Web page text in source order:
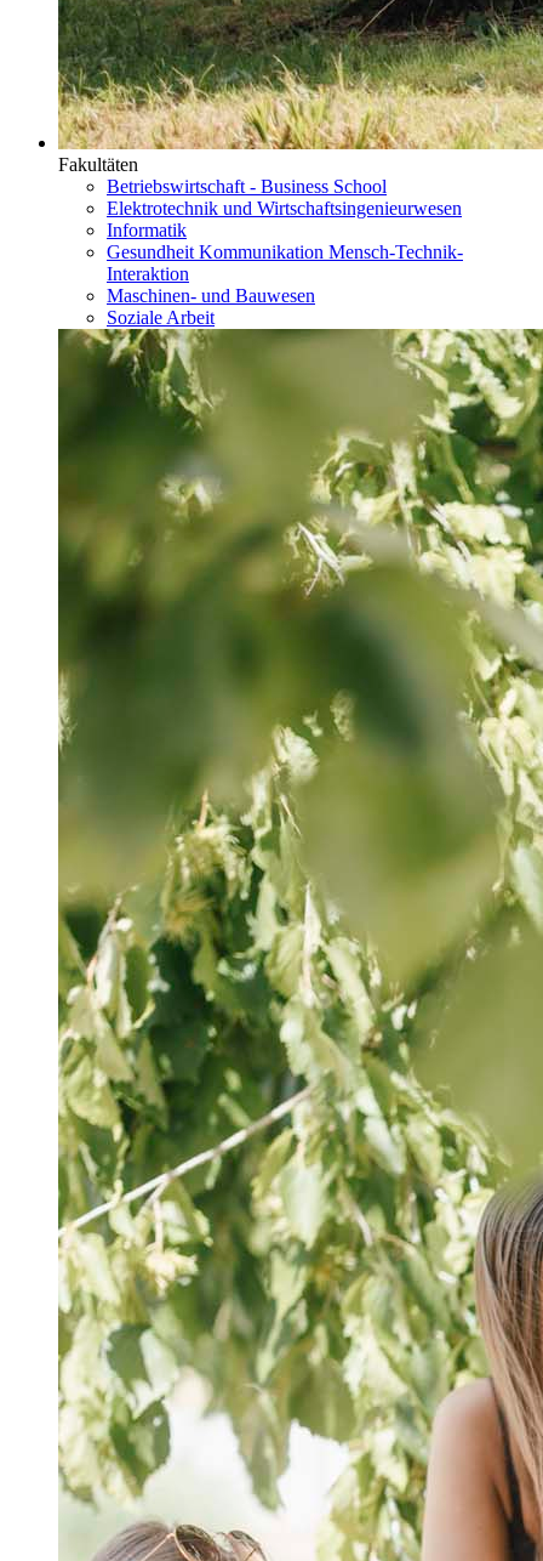
Fakultäten
Betriebswirtschaft - Business School
Elektrotechnik und Wirtschaftsingenieurwesen
Informatik
Gesundheit Kommunikation Mensch-Technik-
Interaktion
Maschinen- und Bauwesen
Soziale Arbeit